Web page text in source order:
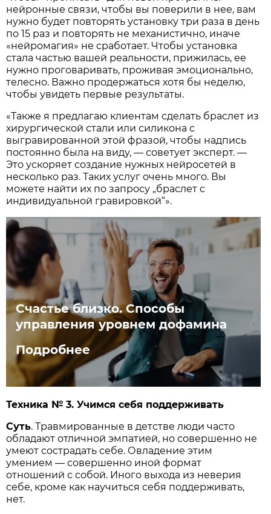
нейронные связи, чтобы вы поверили в нее, вам
нужно будет повторять установку три раза в день
по 15 раз и повторять не механистично, иначе
«нейромагия» не сработает. Чтобы установка
стала частью вашей реальности, прижилась, ее
нужно проговаривать, проживая эмоционально,
телесно. Важно продержаться хотя бы неделю,
чтобы увидеть первые результаты.
«Также я предлагаю клиентам сделать браслет из
хирургической стали или силикона с
выгравированной этой фразой, чтобы надпись
постоянно была на виду, — советует эксперт. —
Это ускоряет создание нужных нейросетей в
несколько раз. Таких услуг очень много. Вы
можете найти их по запросу „браслет с
индивидуальной гравировкой“».
Счастье близко. Способы
управления уровнем дофамина
Подробнее
Техника № 3. Учимся себя поддерживать
Суть. Травмированные в детстве люди часто
обладают отличной эмпатией, но совершенно не
умеют сострадать себе. Овладение этим
умением — совершенно иной формат
отношений с собой. Иного выхода из неверия
себе, кроме как научиться себя поддерживать,
нет.